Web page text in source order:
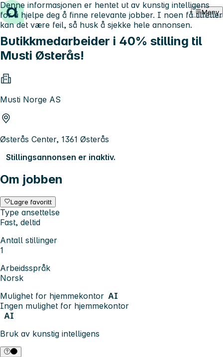
Hopp til innhold Meny
Butikkmedarbeider i 40% stilling til
Musti Østerås!
Musti Norge AS
Østerås Center, 1361 Østerås
Stillingsannonsen er inaktiv.
Om jobben
Lagre favoritt
Type ansettelse
Fast, deltid
Antall stillinger
1
Arbeidsspråk
Norsk
Mulighet for hjemmekontor AI
Ingen mulighet for hjemmekontor
AI
Bruk av kunstig intelligens
Denne informasjonen er hentet ut av kunstig intelligens
for å hjelpe deg å finne relevante jobber. I noen få tilfeller
kan det være feil, så husk å sjekke hele annonsen.